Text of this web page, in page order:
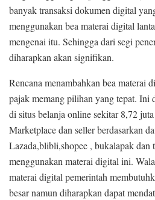
banyak transaksi dokumen digital
menggunakan bea materai digital
mengenai itu. Sehingga dari segi
diharapkan akan signifikan.
Rencana menambahkan bea materai
pajak memang pilihan yang tepat. Ini
di situs belanja online sekitar 8,72
Marketplace dan seller berdasarkan
Lazada,blibli,shopee , bukalapak dan
menggunakan materai digital ini.
materai digital pemerintah
besar namun diharapkan dapat